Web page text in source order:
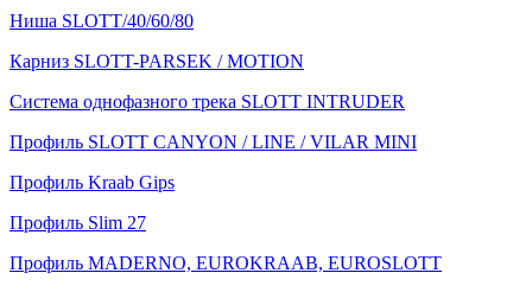
Ниша SLOTT/40/60/80
Карниз SLOTT-PARSEK / MOTION
Система однофазного трека SLOTT INTRUDER
Профиль SLOTT CANYON / LINE / VILAR MINI
Профиль Kraab Gips
Профиль Slim 27
Профиль MADERNO, EUROKRAAB, EUROSLOTT